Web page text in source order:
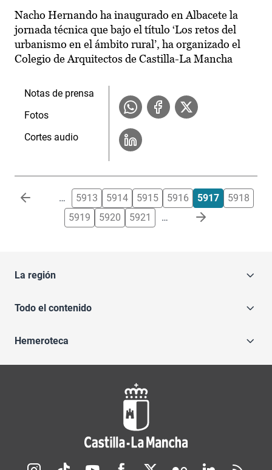
Nacho Hernando ha inaugurado en Albacete la
jornada técnica que bajo el título ‘Los retos del
urbanismo en el ámbito rural’, ha organizado el
Colegio de Arquitectos de Castilla-La Mancha
Notas de prensa
Fotos
Cortes audio
Paginación … 5913 5914 5915 5916 5917
5918
5919
5920 5921 …
La región
Todo el contenido
Hemeroteca